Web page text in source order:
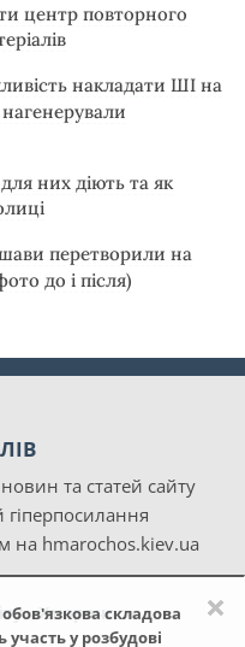
×
складова
участь у розбудові
центр повторного
накладати ШІ на
них діють та як
перетворили на
до і після)
та статей сайту
гіперпосилання
на hmarochos.kiev.ua
«Хмарочос»